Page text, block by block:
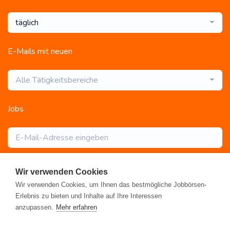
täglich
E-Mails mit neuen
Alle Tätigkeitsbereiche
Jobs
Abonnieren
Wir verwenden Cookies
Wir verwenden Cookies, um Ihnen das bestmögliche Jobbörsen-
Erlebnis zu bieten und Inhalte auf Ihre Interessen
anzupassen. Mehr erfahren